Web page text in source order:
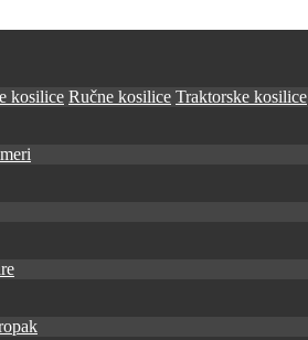
kosilice Ručne kosilice Traktorske kosilice